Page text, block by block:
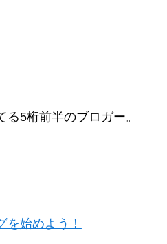
5桁前半のブロガー。
を始めよう！